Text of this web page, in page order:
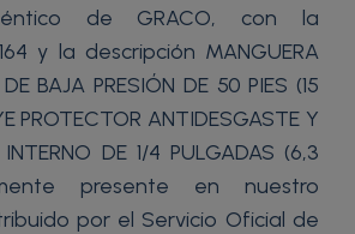
de GRACO, con la
y la descripción MANGUERA
BAJA PRESIÓN DE 50 PIES (15
PROTECTOR ANTIDESGASTE Y
DE 1/4 PULGADAS (6,3
presente en nuestro
por el Servicio Oficial de